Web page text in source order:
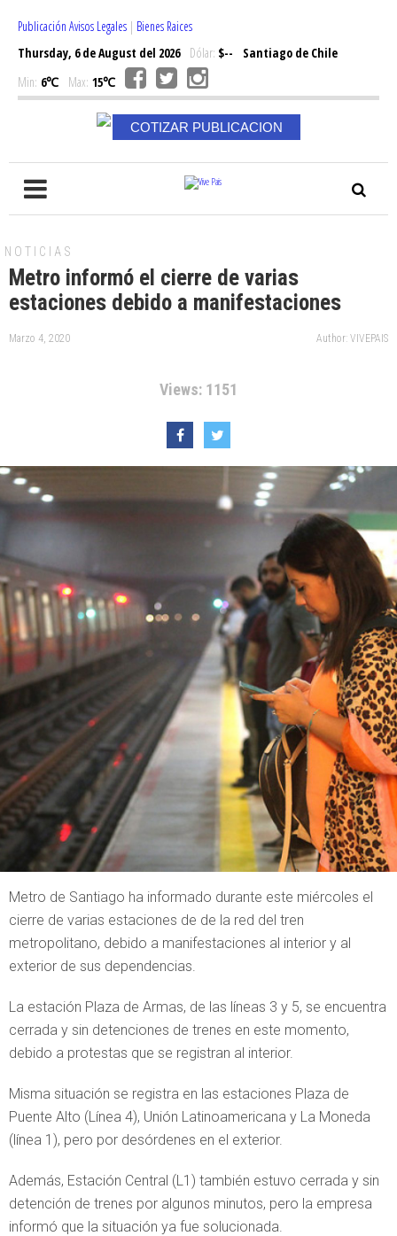
Publicación Avisos Legales | Bienes Raices
Thursday, 6 de August del 2026Dólar: $--
Santiago de Chile
Min: 6℃ Max: 15℃
COTIZAR PUBLICACION
NOTICIAS
Metro informó el cierre de varias
estaciones debido a manifestaciones
Marzo 4, 2020 Author: VIVEPAIS
Views: 1151
Metro de Santiago ha informado durante este miércoles el
cierre de varias estaciones de de la red del tren
metropolitano, debido a manifestaciones al interior y al
exterior de sus dependencias.
La estación Plaza de Armas, de las líneas 3 y 5, se encuentra
cerrada y sin detenciones de trenes en este momento,
debido a protestas que se registran al interior.
Misma situación se registra en las estaciones Plaza de
Puente Alto (Línea 4), Unión Latinoamericana y La Moneda
(línea 1), pero por desórdenes en el exterior.
Además, Estación Central (L1) también estuvo cerrada y sin
detención de trenes por algunos minutos, pero la empresa
informó que la situación ya fue solucionada.